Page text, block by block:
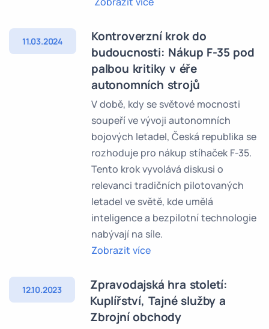
11.03.2024
Kontroverzní krok do
budoucnosti: Nákup F-35 pod
palbou kritiky v éře
autonomních strojů
V době, kdy se světové mocnosti
soupeří ve vývoji autonomních
bojových letadel, Česká republika se
rozhoduje pro nákup stíhaček F-35.
Tento krok vyvolává diskusi o
relevanci tradičních pilotovaných
letadel ve světě, kde umělá
inteligence a bezpilotní technologie
nabývají na síle.
Zobrazit více
12.10.2023
Zpravodajská hra století:
Kuplířství, Tajné služby a
Zbrojní obchody